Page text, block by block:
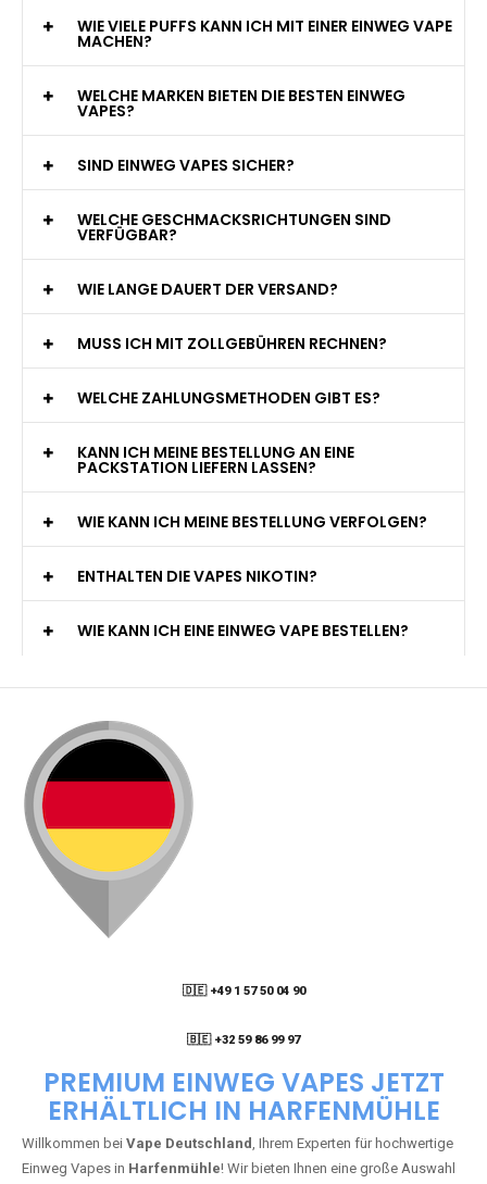
WIE VIELE PUFFS KANN ICH MIT EINER EINWEG VAPE
MACHEN?
WELCHE MARKEN BIETEN DIE BESTEN EINWEG
VAPES?
SIND EINWEG VAPES SICHER?
WELCHE GESCHMACKSRICHTUNGEN SIND
VERFÜGBAR?
WIE LANGE DAUERT DER VERSAND?
MUSS ICH MIT ZOLLGEBÜHREN RECHNEN?
WELCHE ZAHLUNGSMETHODEN GIBT ES?
KANN ICH MEINE BESTELLUNG AN EINE
PACKSTATION LIEFERN LASSEN?
WIE KANN ICH MEINE BESTELLUNG VERFOLGEN?
ENTHALTEN DIE VAPES NIKOTIN?
WIE KANN ICH EINE EINWEG VAPE BESTELLEN?
🇩🇪 +49 1 57 50 04 90
🇧🇪 +32 59 86 99 97
PREMIUM EINWEG VAPES JETZT
ERHÄLTLICH IN HARFENMÜHLE
Willkommen bei Vape Deutschland, Ihrem Experten für hochwertige
Einweg Vapes in Harfenmühle! Wir bieten Ihnen eine große Auswahl